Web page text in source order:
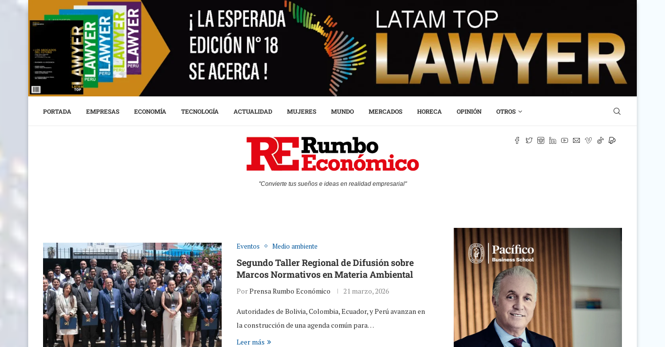
PORTADA EMPRESAS ECONOMÍA TECNOLOGÍA ACTUALIDAD MUJERES MUNDO MERCADOS HORECA OPINIÓN OTROS
"Convierte tus sueños e ideas en realidad empresarial"
Eventos Medio ambiente
Segundo Taller Regional de Difusión sobre
Marcos Normativos en Materia Ambiental
PorPrensa Rumbo Económico 21 marzo, 2026
Autoridades de Bolivia, Colombia, Ecuador, y Perú avanzan en
la construcción de una agenda común para…
Leer más